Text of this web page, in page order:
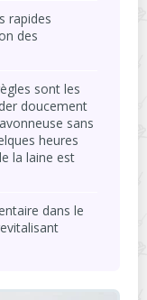
rapides
des
sont les
doucement
sans
heures
la laine est
dans le